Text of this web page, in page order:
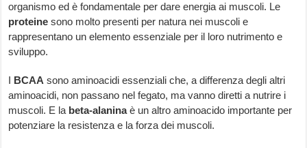
organismo ed è fondamentale per dare energia ai muscoli. Le
proteine sono molto presenti per natura nei muscoli e
rappresentano un elemento essenziale per il loro nutrimento e
sviluppo.
I BCAA sono aminoacidi essenziali che, a differenza degli altri
aminoacidi, non passano nel fegato, ma vanno diretti a nutrire i
muscoli. E la beta-alaninaè un altro aminoacido importante per
potenziare la resistenza e la forza dei muscoli.